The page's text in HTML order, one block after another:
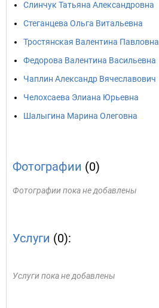
Слинчук Татьяна Александровна
Стеганцева Ольга Витальевна
Тростянская Валентина Павловна
Федорова Валентина Васильевна
Чаплин Александр Вячеславович
Челохсаева Элиана Юрьевна
Шалыгина Марина Олеговна
Фотографии (0)
Фотографии пока не добавлены
Услуги (0):
Услуги пока не добавлены